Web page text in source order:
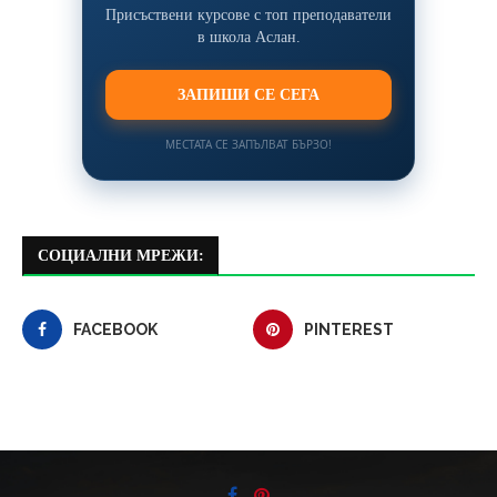
Присъствени курсове с топ преподаватели
в школа Аслан.
ЗАПИШИ СЕ СЕГА
МЕСТАТА СЕ ЗАПЪЛВАТ БЪРЗО!
СОЦИАЛНИ МРЕЖИ:
FACEBOOK PINTEREST